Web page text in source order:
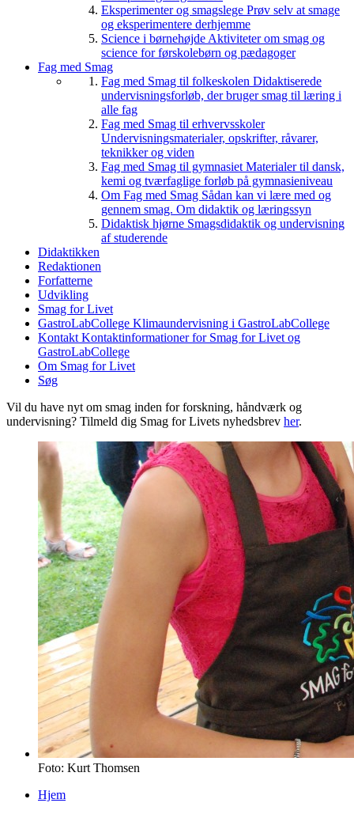
Eksperimenter og smagslege Prøv selv at smage
og eksperimentere derhjemme
Science i børnehøjde Aktiviteter om smag og
science for førskolebørn og pædagoger
Fag med Smag
Fag med Smag til folkeskolen Didaktiserede
undervisningsforløb, der bruger smag til læring i
alle fag
Fag med Smag til erhvervsskoler
Undervisningsmaterialer, opskrifter, råvarer,
teknikker og viden
Fag med Smag til gymnasiet Materialer til dansk,
kemi og tværfaglige forløb på gymnasieniveau
Om Fag med Smag Sådan kan vi lære med og
gennem smag. Om didaktik og læringssyn
Didaktisk hjørne Smagsdidaktik og undervisning
af studerende
Didaktikken
Redaktionen
Forfatterne
Udvikling
Smag for Livet
GastroLabCollege Klimaundervisning i GastroLabCollege
Kontakt Kontaktinformationer for Smag for Livet og
GastroLabCollege
Om Smag for Livet
Søg
Vil du have nyt om smag inden for forskning, håndværk og
undervisning? Tilmeld dig Smag for Livets nyhedsbrev her.
Foto: Kurt Thomsen
Hjem